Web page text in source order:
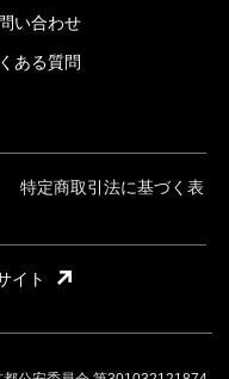
い合わせ
ある質問
特定商取引法に基づく表
イト